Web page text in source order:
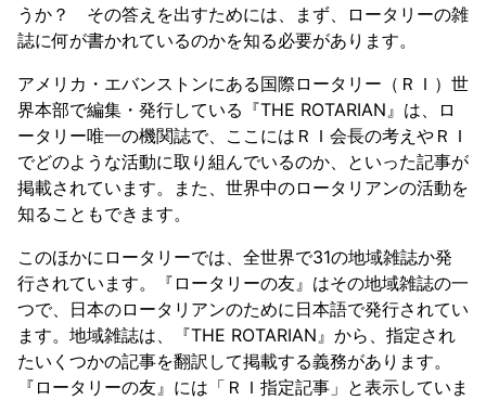
うか？ その答えを出すためには、まず、ロータリーの雑
誌に何が書かれているのかを知る必要があります。
アメリカ・エバンストンにある国際ロータリー（ＲＩ）世
界本部で編集・発行している『THE ROTARIAN』は、ロ
ータリー唯一の機関誌で、ここにはＲＩ会長の考えやＲＩ
でどのような活動に取り組んでいるのか、といった記事が
掲載されています。また、世界中のロータリアンの活動を
知ることもできます。
このほかにロータリーでは、全世界で31の地域雑誌か発
行されています。『ロータリーの友』はその地域雑誌の一
つで、日本のロータリアンのために日本語で発行されてい
ます。地域雑誌は、『THE ROTARIAN』から、指定され
たいくつかの記事を翻訳して掲載する義務があります。
『ロータリーの友』には「ＲＩ指定記事」と表示していま